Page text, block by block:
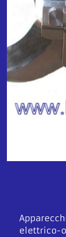
elettrico-